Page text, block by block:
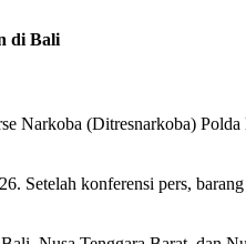
di Bali
Narkoba (Ditresnarkoba)
Setelah konferensi pers,